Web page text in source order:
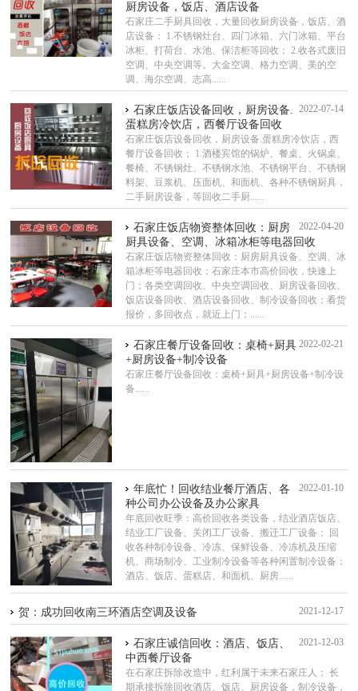
厨房设备，饭店、酒店设备
石家庄二手厨具回收，大量回收厨房设备，饭店、酒
店设备： 1.不锈钢灶台、四门冰箱、六门冰箱、平台
冰柜、打荷台、水池、保洁柜等回收； 2.收各式废旧
空调、中央空调等。大金空调、格力空调、美的空
调、海尔空调、志高......
2022-07-14
石家庄饭店设备回收，厨房设备.
蛋糕房冷饮店，西餐厅设备回收
石家庄饭店设备回收，厨房设备.蛋糕房冷饮店，西
餐厅设备回收； 1.酒楼宾馆的锅炉、餐桌、火锅桌、
餐椅、不锈钢灶、不锈钢水池、不锈钢平台、不锈钢
料架、豆浆机、压面机、和面机、各种不锈钢厨具，
二手厨房设备，等回收二手厨......
2022-04-20
石家庄饭店物资整体回收：厨房
厨具设备、空调、冰箱冰柜等电器回收
石家庄饭店物资整体回收：厨房厨具设备、空调、冰
箱冰柜等电器回收；石家庄本市高价回收，快速上
门；各类空调回收、中央空调回收、厨房设备回收、
饭店设备回收、酒店设备回收、制冷设备回收；看货
报价，多回收点，就近上门；......
2022-02-21
石家庄餐厅设备回收：桌椅+厨具
+厨房设备+制冷设备
石家庄餐厅设备回收：桌椅+厨具+厨房设备+制冷设
备......
2022-01-10
年底忙！回收结业餐厅酒店、各
种公司办公设备及办公家具
年底回收旺季：高价回收各类设备，结业酒店饭店、
结业工厂设备、关闭工厂设备、搬迁工厂设备； 回
收各种制冷设备、冷冻、保鲜设备、冷冻机及压缩
机、商场制冷、工业制冷设备等各种闲置制冷设备；
酒店、饭店、蛋糕店、和面机、厨房......
2021-12-17
贺：成功回收南三环酒店空调及设备
2021-12-03
石家庄诚信回收：酒店、饭店、
中西餐厅设备
在石家庄拆除改造中，红利属于未来石家庄人； 长
期承接拆除回收酒店、饭店、厨房设备，制冷设备，